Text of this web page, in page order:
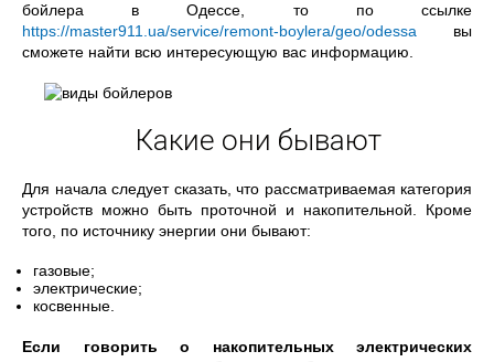
бойлера в Одессе, то по ссылке
https://master911.ua/service/remont-boylera/geo/odessa вы
сможете найти всю интересующую вас информацию.
Какие они бывают
Для начала следует сказать, что рассматриваемая категория
устройств можно быть проточной и накопительной. Кроме
того, по источнику энергии они бывают:
газовые;
электрические;
косвенные.
Если говорить о накопительных электрических